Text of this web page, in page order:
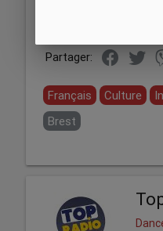
Partager:
Français Culture
Brest